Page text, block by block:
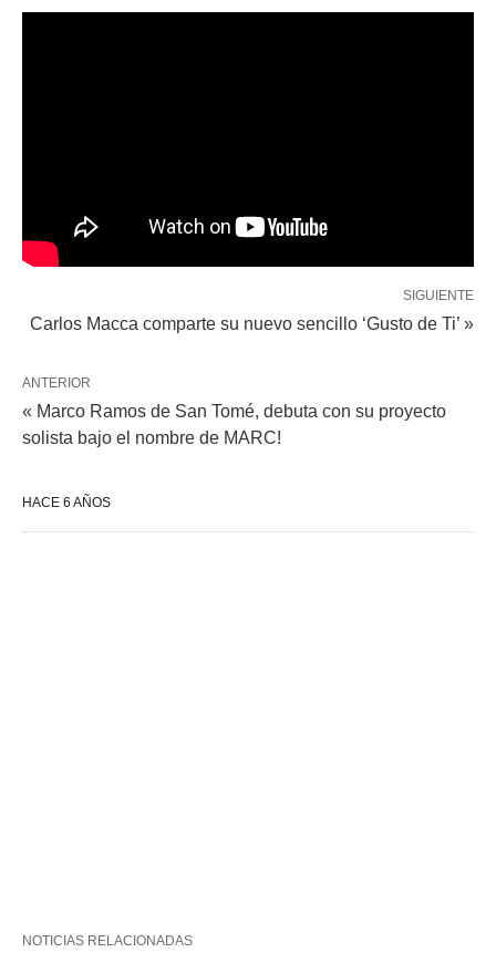
SIGUIENTE
Carlos Macca comparte su nuevo sencillo ‘Gusto de Ti’ »
ANTERIOR
« Marco Ramos de San Tomé, debuta con su proyecto
solista bajo el nombre de MARC!
HACE 6 AÑOS
NOTICIAS RELACIONADAS